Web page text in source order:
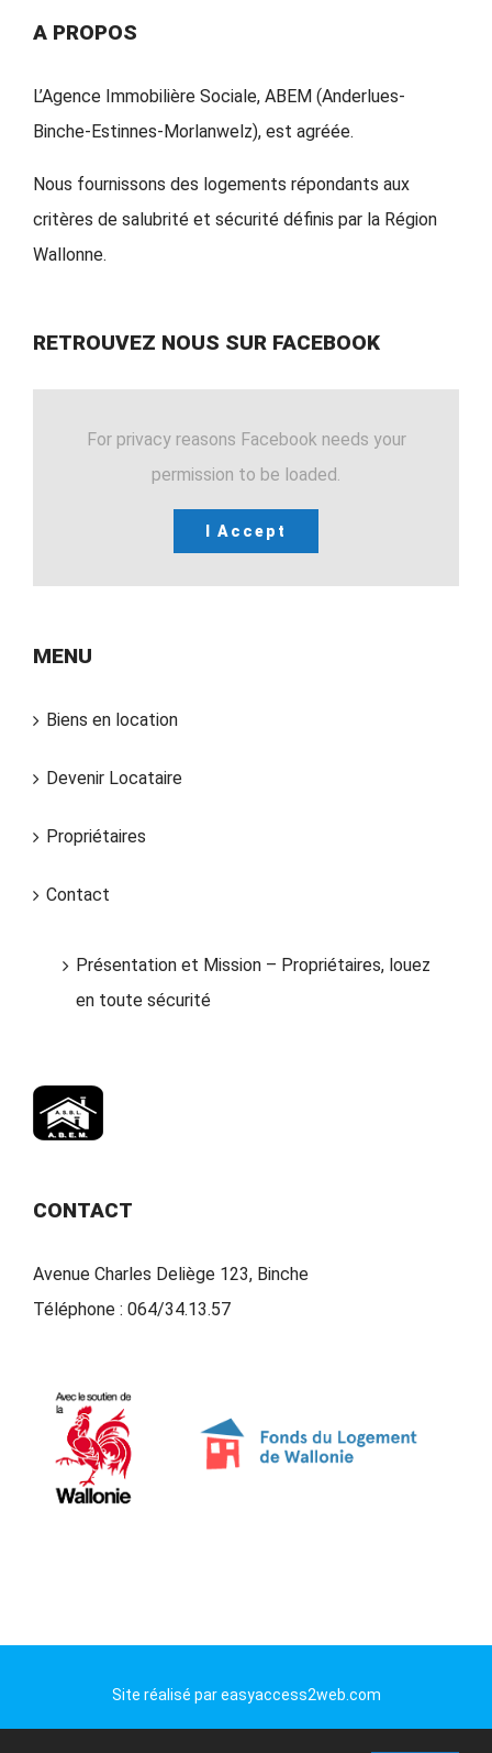
A PROPOS
L’Agence Immobilière Sociale, ABEM (Anderlues-
Binche-Estinnes-Morlanwelz), est agréée.
Nous fournissons des logements répondants aux
critères de salubrité et sécurité définis par la Région
Wallonne.
RETROUVEZ NOUS SUR FACEBOOK
For privacy reasons Facebook needs your
permission to be loaded.
I Accept
MENU
Biens en location
Devenir Locataire
Propriétaires
Contact
Présentation et Mission – Propriétaires, louez
en toute sécurité
CONTACT
Avenue Charles Deliège 123, Binche
Téléphone : 064/34.13.57
Site réalisé pareasyaccess2web.com